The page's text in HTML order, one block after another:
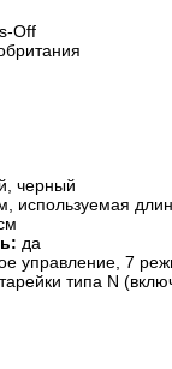
Off
черный
используемая
да
управление, 7
типа N